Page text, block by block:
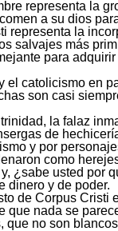
representa la
a su dios
representa la
salvajes más
para
el catolicismo en
son casi
la falaz
de
y por
como
¿sabe usted por
dinero y de poder.
de Corpus Cristi
que nada se
que no son